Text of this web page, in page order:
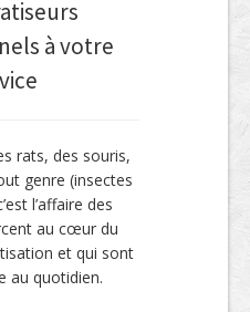
à votre
rats, des souris,
genre (insectes
l’affaire des
au cœur du
et qui sont
au quotidien.